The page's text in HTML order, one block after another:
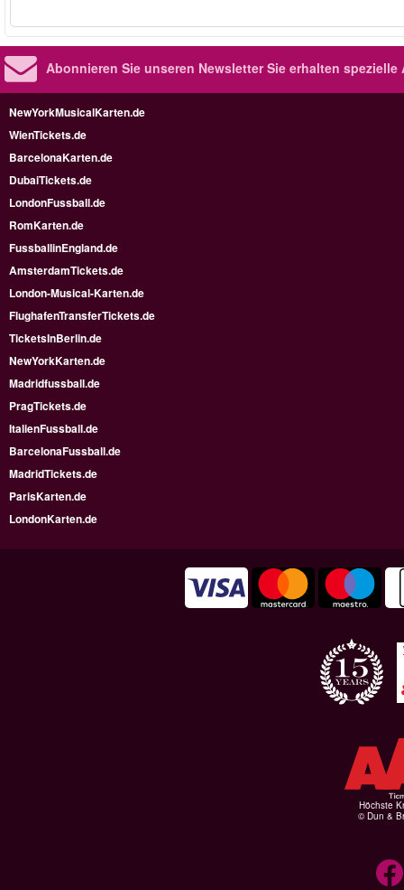
Abonnieren Sie unseren NewsletterSie erhalten spezielle
NewYorkMusicalKarten.de
WienTickets.de
BarcelonaKarten.de
DubaiTickets.de
LondonFussball.de
RomKarten.de
FussballinEngland.de
AmsterdamTickets.de
London-Musical-Karten.de
FlughafenTransferTickets.de
TicketsInBerlin.de
NewYorkKarten.de
Madridfussball.de
PragTickets.de
ItalienFussball.de
BarcelonaFussball.de
MadridTickets.de
ParisKarten.de
LondonKarten.de
Höchste
© Dun &